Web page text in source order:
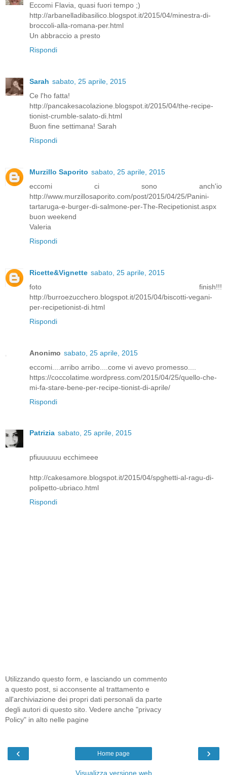
Eccomi Flavia, quasi fuori tempo ;)
http://arbanelladibasilico.blogspot.it/2015/04/minestra-di-
broccoli-alla-romana-per.html
Un abbraccio a presto
Rispondi
Sarah sabato, 25 aprile, 2015
Ce l'ho fatta!
http://pancakesacolazione.blogspot.it/2015/04/the-recipe-
tionist-crumble-salato-di.html
Buon fine settimana! Sarah
Rispondi
Murzillo Saporito sabato, 25 aprile, 2015
eccomi ci sono anch'io
http://www.murzillosaporito.com/post/2015/04/25/Panini-
tartaruga-e-burger-di-salmone-per-The-Recipetionist.aspx
buon weekend
Valeria
Rispondi
Ricette&Vignette sabato, 25 aprile, 2015
foto finish!!!
http://burroezucchero.blogspot.it/2015/04/biscotti-vegani-
per-recipetionist-di.html
Rispondi
Anonimo sabato, 25 aprile, 2015
eccomi....arribo arribo....come vi avevo promesso....
https://coccolatime.wordpress.com/2015/04/25/quello-che-
mi-fa-stare-bene-per-recipe-tionist-di-aprile/
Rispondi
Patrizia sabato, 25 aprile, 2015
pfiuuuuuu ecchimeee
http://cakesamore.blogspot.it/2015/04/spghetti-al-ragu-di-
polipetto-ubriaco.html
Rispondi
Utilizzando questo form, e lasciando un commento
a questo post, si acconsente al trattamento e
all'archiviazione dei propri dati personali da parte
degli autori di questo sito. Vedere anche "privacy
Policy" in alto nelle pagine
‹ ›
Home page
Visualizza versione web